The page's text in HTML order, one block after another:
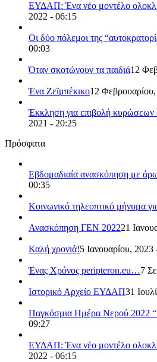
ΕΥΔΑΠ: Ένα νέο μοντέλο
2022 - 06:15
Οι δύο πόλεμοι της
00:03
Όταν σκοτώνουν τα παιδιά12
Ένα Ζεϊμπέκικο12
Έκκληση για επιβολή κυρώσεων
2021 - 20:25
Πρόσφατα
Εβδομαδιαία ανασκόπηση με
00:35
Κοινωνικό τηλεοπτικό μήνυμα
Ανασκόπηση ΓΕΝ 202221
Καλή χρονιά!5 Ιανουαρίου, 2023
Ένας Χρόνος peripteron.eu…7
Ιστορικό Αρχείο ΕΥΔΑΠ31
Παγκόσμια Ημέρα Νερού 2022
09:27
ΕΥΔΑΠ: Ένα νέο μοντέλο
2022 - 06:15